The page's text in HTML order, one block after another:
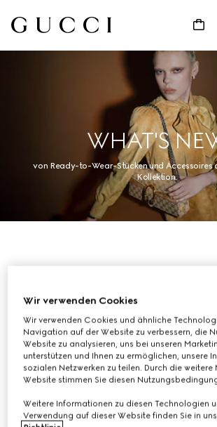
WHAT'S
von Ready-to-Wear-Stücken und Accessoires
Kollektion.
KAUFEN
Herren
Wir verwenden Cookies
Wir verwenden Cookies und ähnliche
Navigation auf der Website zu verbessern, die
Website zu analysieren, uns bei unseren
unterstützen und Ihnen zu ermöglichen, unsere
sozialen Netzwerken zu teilen. Durch die weitere
Website stimmen Sie diesen
Weitere Informationen zu diesen Technologien
Verwendung auf dieser Website finden Sie in